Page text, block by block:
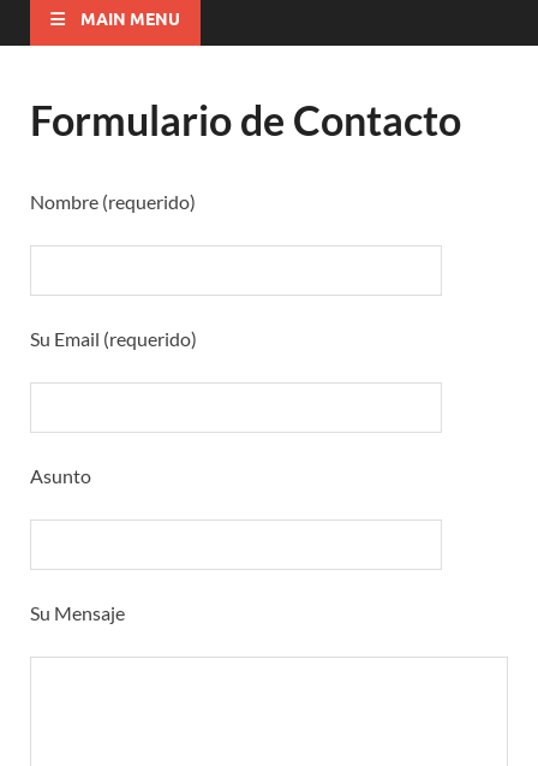
MAIN MENU
Formulario de Contacto
Nombre (requerido)
Su Email (requerido)
Asunto
Su Mensaje